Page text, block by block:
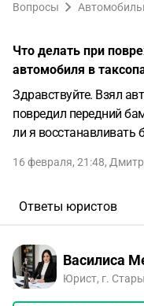
Вопросы
Что делать при
автомобиля в
Здравствуйте. Взял
повредил передний
ли я восстанавливать
16 февраля, 21:48,
Ответы юристов
Василиса
Юрист, г.